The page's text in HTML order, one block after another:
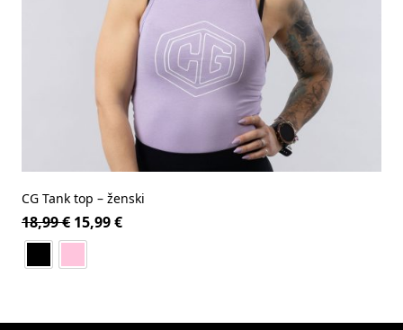
CG Tank top – ženski
18,99€ 15,99€